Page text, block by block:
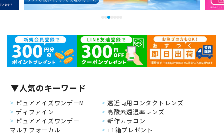
▼人気のキーワード
ピュアアイズワンデーM
ディファイン
ピュアアイズワンデー
マルチフォーカル
遠近両用コンタクトレンズ
高酸素透過率レンズ
新作カラコン
+1箱プレゼント